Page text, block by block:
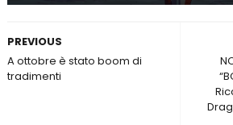
PREVIOUS
A ottobre è stato boom di
tradimenti